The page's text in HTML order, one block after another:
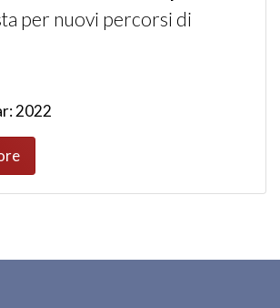
per nuovi percorsi di
2022